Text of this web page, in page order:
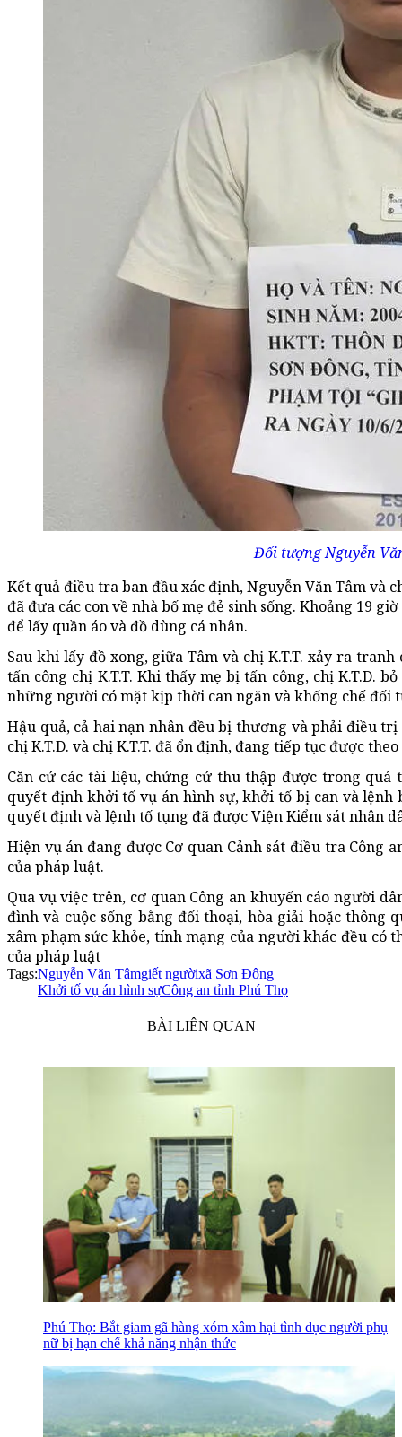
Đối tượng Nguyễn
Kết quả điều tra ban đầu xác định, Nguyễn Văn Tâm và
đã đưa các con về nhà bố mẹ đẻ sinh sống. Khoảng 19
để lấy quần áo và đồ dùng cá nhân.
Sau khi lấy đồ xong, giữa Tâm và chị K.T.T. xảy ra
tấn công chị K.T.T. Khi thấy mẹ bị tấn công, chị K.T.D.
những người có mặt kịp thời can ngăn và khống chế đối
Hậu quả, cả hai nạn nhân đều bị thương và phải điều
chị K.T.D. và chị K.T.T. đã ổn định, đang tiếp tục được
Căn cứ các tài liệu, chứng cứ thu thập được trong
quyết định khởi tố vụ án hình sự, khởi tố bị can và
quyết định và lệnh tố tụng đã được Viện Kiểm sát nhân
Hiện vụ án đang được Cơ quan Cảnh sát điều tra
của pháp luật.
Qua vụ việc trên, cơ quan Công an khuyến cáo người
đình và cuộc sống bằng đối thoại, hòa giải hoặc thông
xâm phạm sức khỏe, tính mạng của người khác đều có
của pháp luật
Tags:Nguyễn Văn Tâmgiết ngườixã Sơn Đông
Khởi tố vụ án hình sựCông an tỉnh Phú Thọ
BÀI LIÊN QUAN
Phú Thọ: Bắt giam gã hàng xóm xâm hại tình dục người phụ
nữ bị hạn chế khả năng nhận thức